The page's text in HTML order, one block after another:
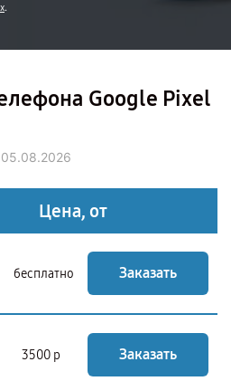
.
Google Pixel
05.08.2026
Цена, от
бесплатно Заказать
3500 р Заказать